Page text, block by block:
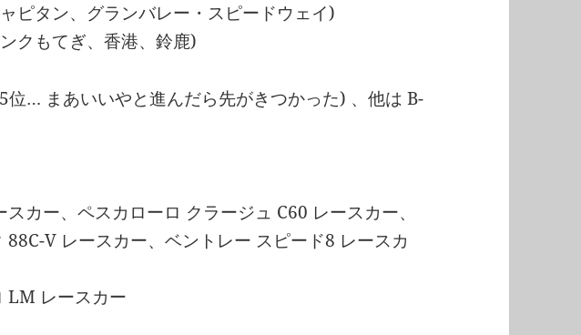
ピタン、グランバレー・スピードウェイ)
クもてぎ、香港、鈴鹿)
位… まあいいやと進んだら先がきつかった) 、他は B-
スカー、ペスカローロ クラージュ C60 レースカー、
V レースカー、ベントレー スピード8 レースカ
LM レースカー